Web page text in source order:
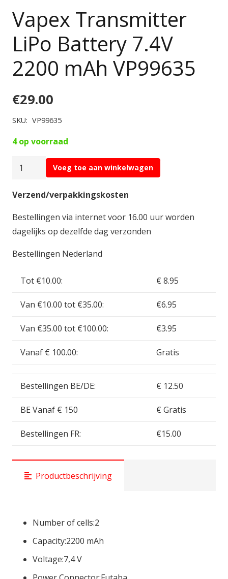
Vapex Transmitter
LiPo Battery 7.4V
2200 mAh VP99635
€29.00
SKU: VP99635
4 op voorraad
Vapex
Transmitter
LiPo
7.4V
2200
mAh
aantal
Voeg toe aan winkelwagen
Verzend/verpakkingskosten
Bestellingen via internet voor 16.00 uur worden
dagelijks op dezelfde dag verzonden
Bestellingen Nederland
Tot €10.00: € 8.95
Van €10.00 tot €35.00: €6.95
Van €35.00 tot €100.00: €3.95
Vanaf € 100.00: Gratis
Bestellingen BE/DE: € 12.50
BE Vanaf € 150 € Gratis
Bestellingen FR: €15.00
Productbeschrijving
Number of cells:2
Capacity:2200 mAh
Voltage:7,4 V